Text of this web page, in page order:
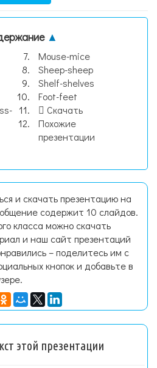
▲
Mouse-mice
Sheep-sheep
Shelf-shelves
Foot-feet
Скачать
Похожие
презентации
и скачать презентацию на
содержит 10 слайдов.
класса можно скачать
и наш сайт презентаций
– поделитесь им с
кнопок и добавьте в
этой презентации